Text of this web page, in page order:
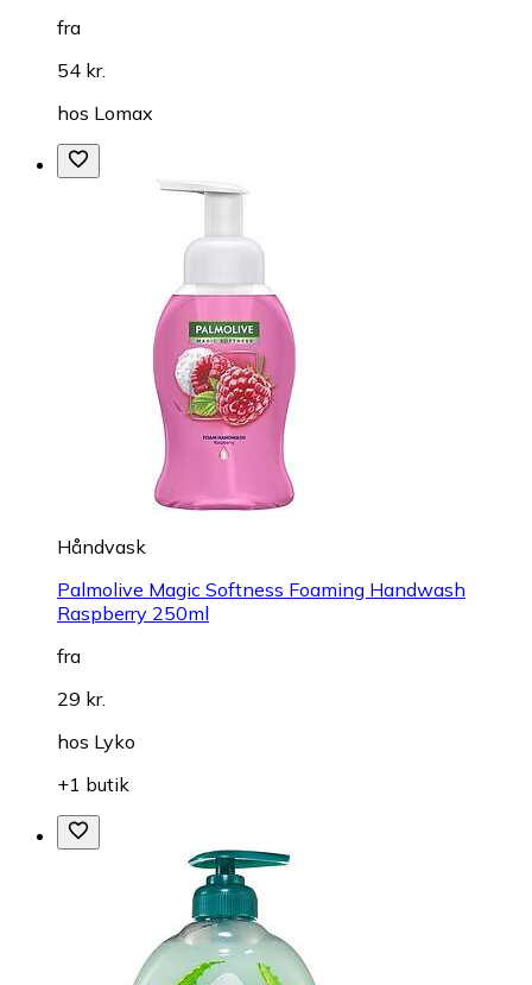
fra
54 kr.
hos Lomax
Håndvask
Palmolive Magic Softness Foaming Handwash
Raspberry 250ml
fra
29 kr.
hos Lyko
+1 butik